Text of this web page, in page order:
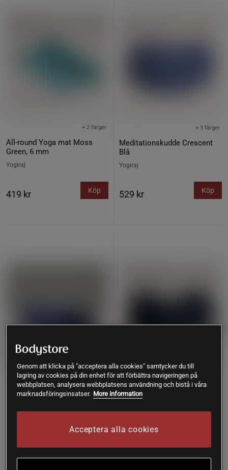
All-round Yoga mat Moss
Green, 6 mm
+ 2 färger
Yogiraj
419 kr Köp
Meditationskudde Crescent
Blå
+ 3 färger
Yogiraj
529 kr Köp
Bolster, Blueberry Blue
+ 2 färger
1 recensioner
849 kr
Meditation Cushion Crescent,
+ 2 färger
529 kr
Genom att klicka på "acceptera alla cookies" samtycker du till
lagring av cookies på din enhet för att förbättra navigeringen på
webbplatsen, analysera webbplatsens användning och bistå i våra
marknadsföringsinsatser. More information
Acceptera alla cookies